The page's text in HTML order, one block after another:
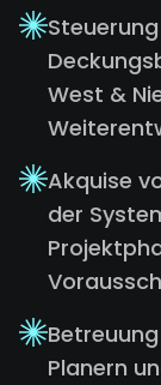
West &
Akquise
der
Planern